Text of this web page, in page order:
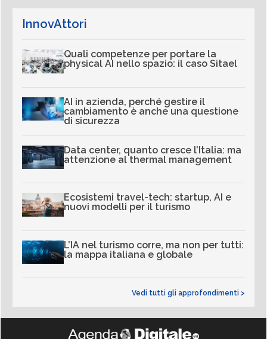
InnovAttori
Quali competenze per portare la
physical AI nello spazio: il caso Sitael
AI in azienda, perché gestire il
cambiamento è anche una questione
di sicurezza
Data center, quanto cresce l’Italia: ma
attenzione al thermal management
Ecosistemi travel-tech: startup, AI e
nuovi modelli per il turismo
L’IA nel turismo corre, ma non per tutti:
la mappa italiana e globale
Vedi tutti gli approfondimenti >